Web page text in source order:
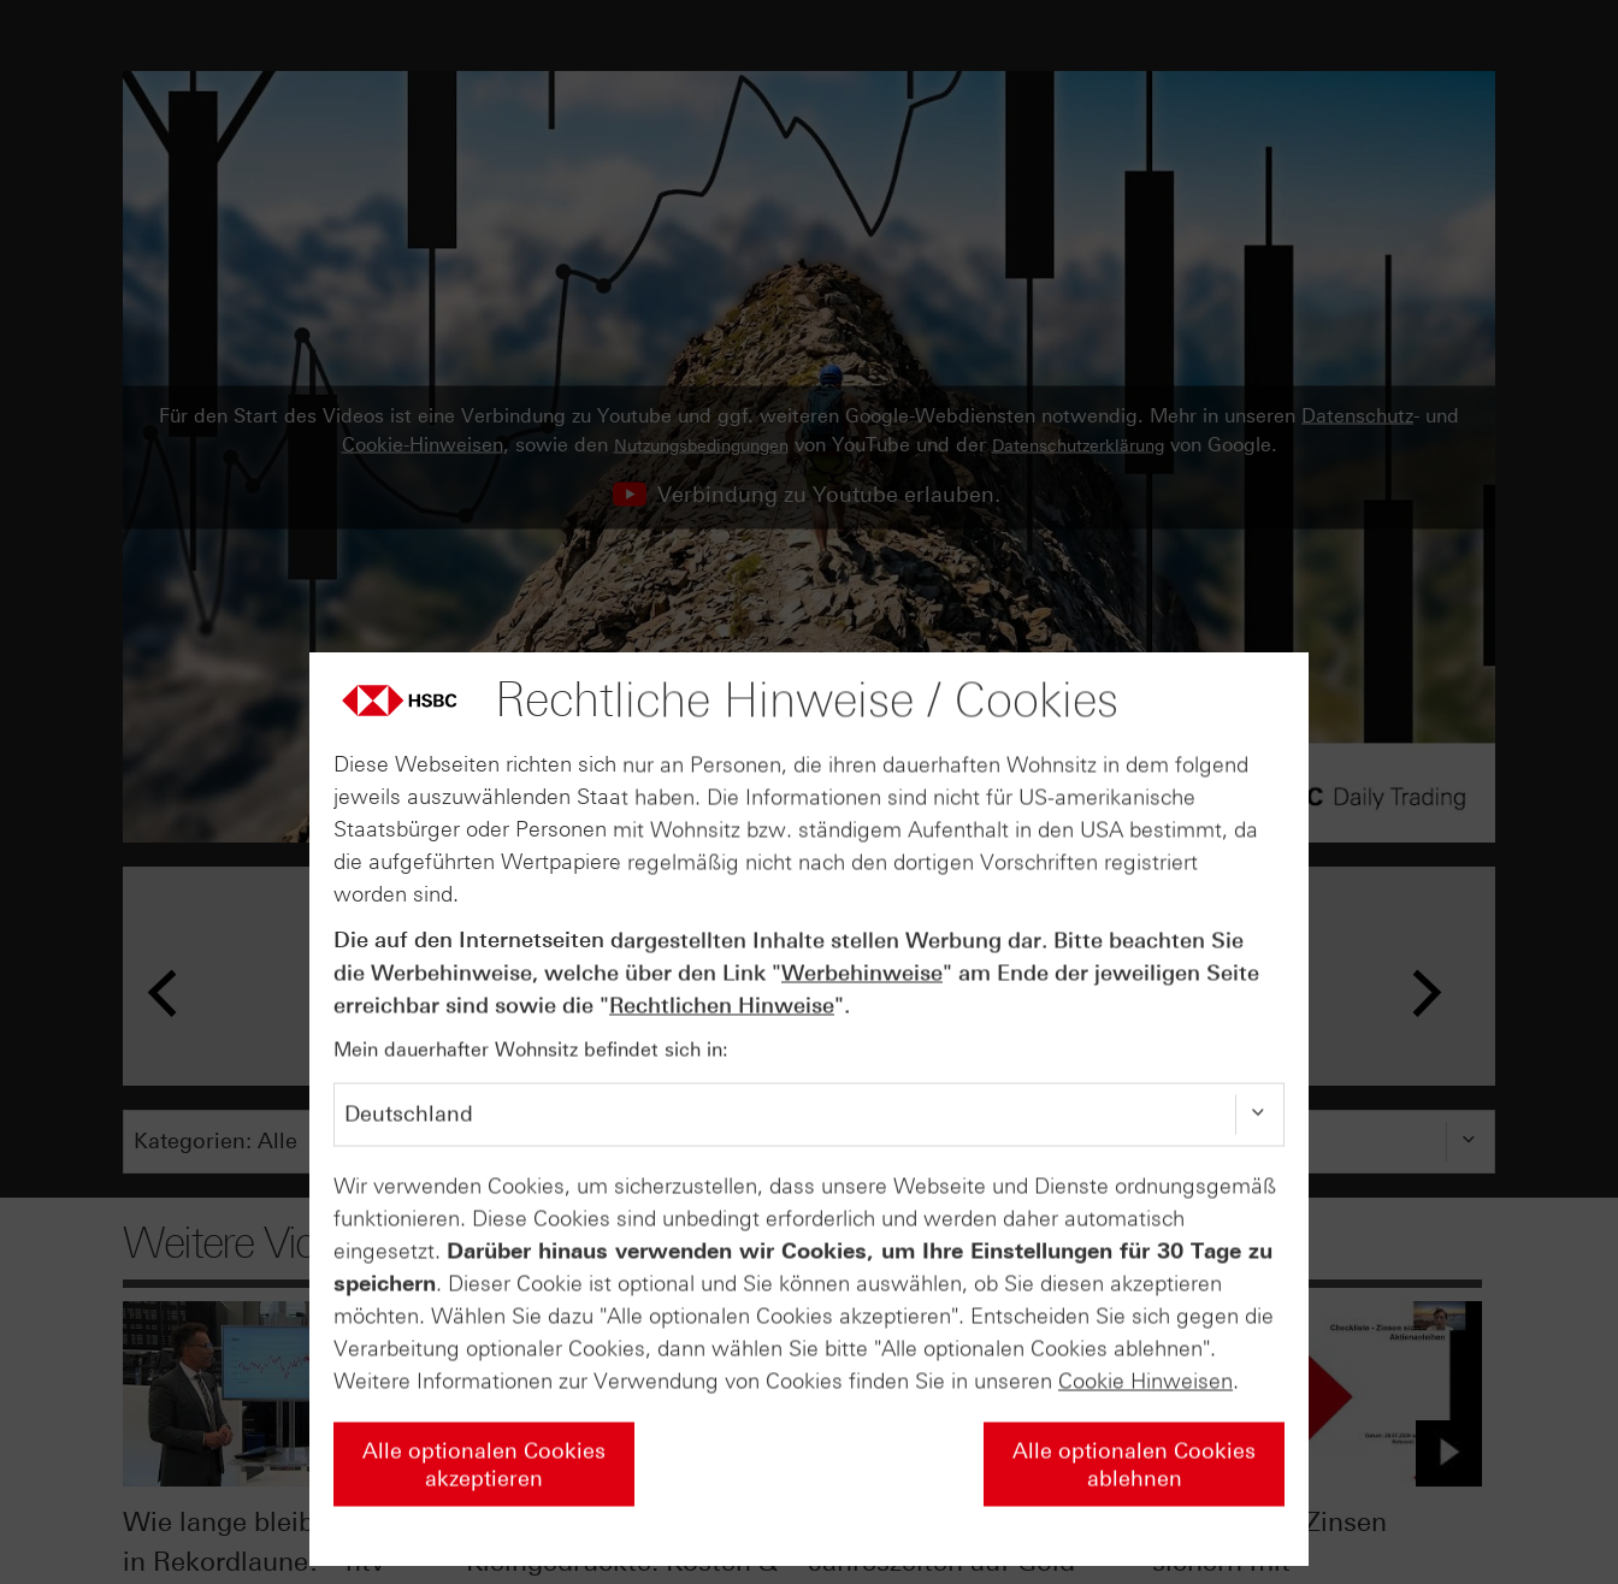
Für den Start des Videos ist eine Verbindung zu Youtube und ggf. weiteren Google-Webdiensten notwendig. Mehr in unseren Datenschutz- und
Cookie-Hinweisen, sowie den Nutzungsbedingungen von YouTube und der Datenschutzerklärungvon Google.
Verbindung zu Youtube erlauben.
AUGUST
07
Wie lange bleibt der DAX® in
Rekordlaune? - ntv Zertifikate
07.08.26
Weitere Videos
Wie lange bleibt der DAX®
in Rekordlaune? - ntv
Kleingedruckte: Kosten &
Jahreszeiten auf Gold-
Checkliste - Zinsen
sichern mit
Rechtliche Hinweise / Cookies
Diese Webseiten richten sich nur an Personen, die ihren dauerhaften Wohnsitz in dem folgend
jeweils auszuwählenden Staat haben. Die Informationen sind nicht für US-amerikanische
Staatsbürger oder Personen mit Wohnsitz bzw. ständigem Aufenthalt in den USA bestimmt, da
die aufgeführten Wertpapiere regelmäßig nicht nach den dortigen Vorschriften registriert
worden sind.
Die auf den Internetseiten dargestellten Inhalte stellen Werbung dar. Bitte beachten Sie
die Werbehinweise, welche über den Link "Werbehinweise" am Ende der jeweiligen Seite
erreichbar sind sowie die "Rechtlichen Hinweise".
Mein dauerhafter Wohnsitz befindet sich in:
Wir verwenden Cookies, um sicherzustellen, dass unsere Webseite und Dienste ordnungsgemäß
funktionieren. Diese Cookies sind unbedingt erforderlich und werden daher automatisch
eingesetzt. Darüber hinaus verwenden wir Cookies, um Ihre Einstellungen für 30 Tage zu
speichern. Dieser Cookie ist optional und Sie können auswählen, ob Sie diesen akzeptieren
möchten. Wählen Sie dazu "Alle optionalen Cookies akzeptieren". Entscheiden Sie sich gegen die
Verarbeitung optionaler Cookies, dann wählen Sie bitte "Alle optionalen Cookies ablehnen".
Weitere Informationen zur Verwendung von Cookies finden Sie in unseren Cookie Hinweisen.
Alle optionalen Cookies
akzeptieren
Alle optionalen Cookies
ablehnen